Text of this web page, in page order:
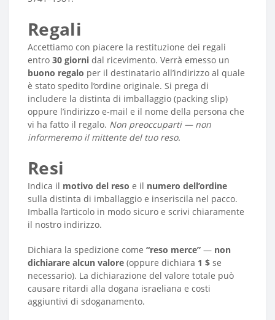
Regali
Accettiamo con piacere la restituzione dei regali
entro 30 giorni dal ricevimento. Verrà emesso un
buono regalo per il destinatario all’indirizzo al quale
è stato spedito l’ordine originale. Si prega di
includere la distinta di imballaggio (packing slip)
oppure l’indirizzo e-mail e il nome della persona che
vi ha fatto il regalo. Non preoccuparti — non
informeremo il mittente del tuo reso.
Resi
Indica il motivo del reso e il numero dell’ordine
sulla distinta di imballaggio e inseriscila nel pacco.
Imballa l’articolo in modo sicuro e scrivi chiaramente
il nostro indirizzo.
Dichiara la spedizione come “reso merce” — non
dichiarare alcun valore (oppure dichiara 1 $ se
necessario). La dichiarazione del valore totale può
causare ritardi alla dogana israeliana e costi
aggiuntivi di sdoganamento.